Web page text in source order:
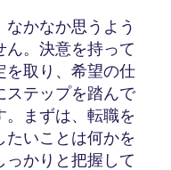
かなか思うよう
ん。決意を持って
を取り、希望の仕
ステップを踏んで
まずは、転職を
いことは何かを
っかりと把握して